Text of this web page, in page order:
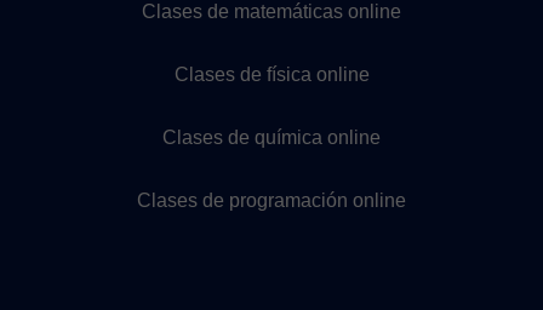
Clases de matemáticas online
Clases de física online
Clases de química online
Clases de programación online